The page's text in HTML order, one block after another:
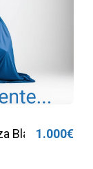
Lilia LVSH
1.100€